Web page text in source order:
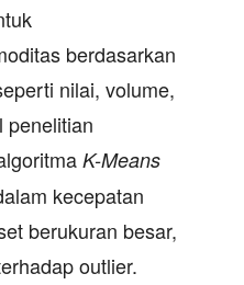
berdasarkan
nilai, volume,
penelitian
K-Means
kecepatan
berukuran besar,
outlier.